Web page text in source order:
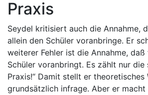
Praxis
Seydel kritisiert auch die Annahme,
allein den Schüler voranbringe. Er
weiterer Fehler ist die Annahme, daß
Schüler voranbringt. Es zählt nur die
Praxis!“ Damit stellt er theoretisches
grundsätzlich infrage. Aber er macht